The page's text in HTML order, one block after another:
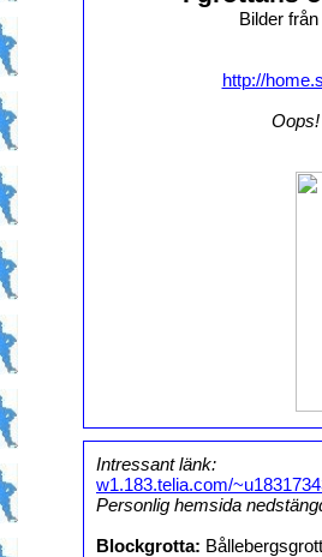
Bilder
http://
Intressant länk:
w1.183.telia.com/
Personlig hemsida
Blockgrotta: